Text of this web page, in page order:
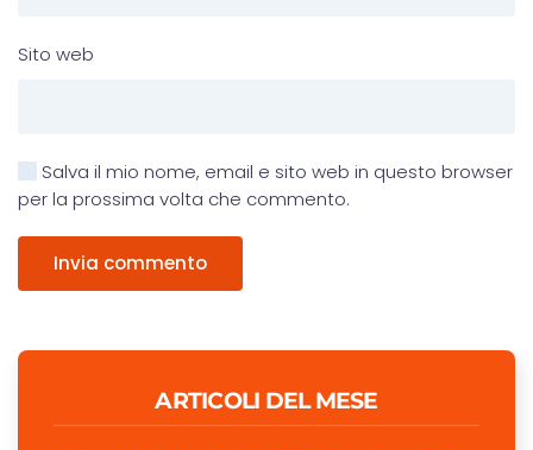
Sito web
Salva il mio nome, email e sito web in questo browser
per la prossima volta che commento.
Invia commento
ARTICOLI DEL MESE